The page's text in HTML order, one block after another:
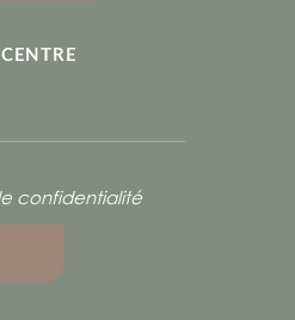
confidentialité